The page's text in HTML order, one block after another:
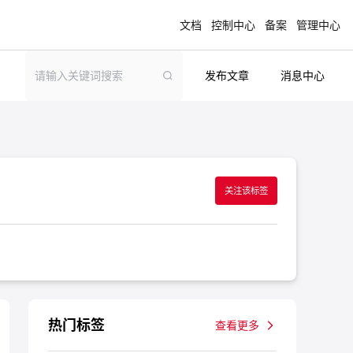
，
国家云助力中小企业腾飞，高额上云补贴重磅
文档 控制中心 备案 管理中心
发布文章 消息中心
关注该标签
热门标签 查看更多